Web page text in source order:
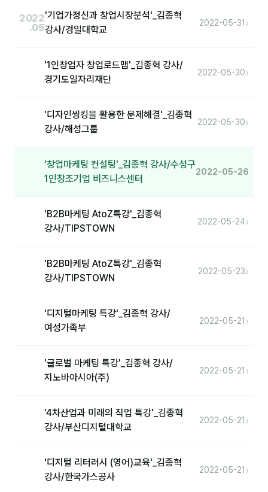
2022
.05
'기업가정신과 창업시장분석'_김종혁
강사/경일대학교
2022-05-31 ›
'1인창업자 창업로드맵'_김종혁 강사/
경기도일자리재단
2022-05-30›
'디자인씽킹을 활용한 문제해결'_김종혁
강사/해성그룹
2022-05-30›
'창업마케팅 컨설팅'_김종혁 강사/수성구
1인창조기업 비즈니스센터
2022-05-26
'B2B마케팅 AtoZ특강'_김종혁
강사/TIPSTOWN
2022-05-24›
'B2B마케팅 AtoZ특강'_김종혁
강사/TIPSTOWN
2022-05-23›
'디지털마케팅 특강'_김종혁 강사/
여성가족부
2022-05-21 ›
'글로벌 마케팅 특강'_김종혁 강사/
지노바아시아(주)
2022-05-21 ›
'4차산업과 미래의 직업 특강'_김종혁
강사/부산디지털대학교
2022-05-21 ›
'디지털 리터러시 (영어)교육'_김종혁
강사/한국가스공사
2022-05-21 ›